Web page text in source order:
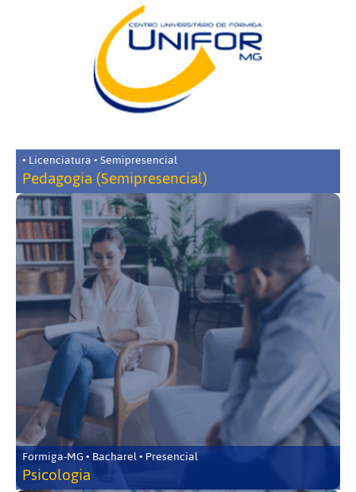
• Licenciatura • Semipresencial
Pedagogia (Semipresencial)
Formiga-MG • Bacharel • Presencial
Psicologia